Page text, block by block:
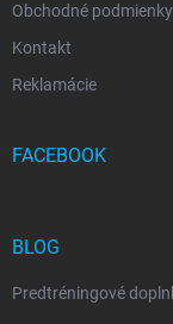
Obchodné podmienky
Kontakt
Reklamácie
FACEBOOK
BLOG
Predtréningové